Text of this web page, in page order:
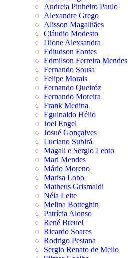
Andreia Pinheiro Paulo
Alexandre Grego
Alisson Magalhães
Cláudio Modesto
Dione Alexsandra
Ediudson Fontes
Edmilson Ferreira Mendes
Fernando Sousa
Felipe Morais
Fernando Queiróz
Fernando Moreira
Frank Medina
Eguinaldo Hélio
Joel Engel
Josué Gonçalves
Luciano Subirá
Magali e Sergio Leoto
Mari Mendes
Mário Moreno
Marisa Lobo
Matheus Grismaldi
Néia Leite
Melina Botteghin
Patrícia Alonso
René Breuel
Ricardo Soares
Rodrigo Pestana
Sergio Renato de Mello